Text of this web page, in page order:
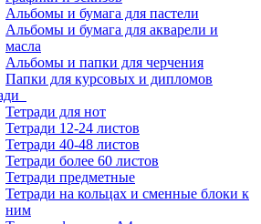
Альбомы и бумага для пастели
Альбомы и бумага для акварели и
масла
Альбомы и папки для черчения
Папки для курсовых и дипломов
Тетради для нот
Тетради 12-24 листов
Тетради 40-48 листов
Тетради более 60 листов
Тетради предметные
Тетради на кольцах и сменные блоки к
ним